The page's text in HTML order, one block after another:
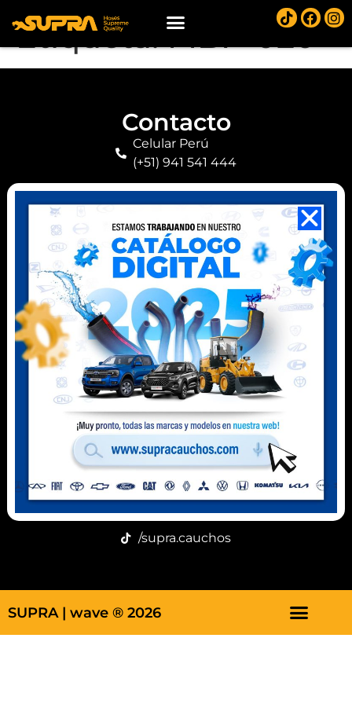
Etiqueta:MBP-020
Contacto
Celular Perú
(+51) 941 541 444
Celular Ecuador
Ubicación
Km 8,5 vía a Daule
Guayaquil, Ecuador
Parque Industrial - Ancón
Lima, Perú
Correo
info@supracauchos.com
Redes
/supramanguera
/supra.cauchos
/supra.cauchos
SUPRA | wave ® 2026